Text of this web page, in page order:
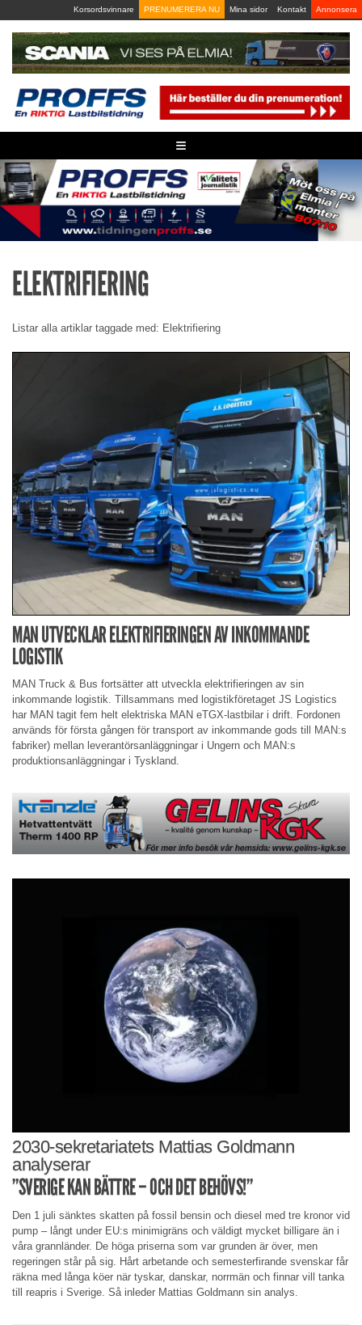
to
content
Korsordsvinnare PRENUMERERA NU Mina sidor Kontakt Annonsera
≡
ELEKTRIFIERING
Listar alla artiklar taggade med: Elektrifiering
MAN UTVECKLAR ELEKTRIFIERINGEN AV INKOMMANDE
LOGISTIK
MAN Truck & Bus fortsätter att utveckla elektrifieringen av sin
inkommande logistik. Tillsammans med logistikföretaget JS Logistics
har MAN tagit fem helt elektriska MAN eTGX-lastbilar i drift. Fordonen
används för första gången för transport av inkommande gods till MAN:s
fabriker) mellan leverantörsanläggningar i Ungern och MAN:s
produktionsanläggningar i Tyskland.
2030-sekretariatets Mattias Goldmann
analyserar
”SVERIGE KAN BÄTTRE – OCH DET BEHÖVS!”
Den 1 juli sänktes skatten på fossil bensin och diesel med tre kronor vid
pump – långt under EU:s minimigräns och väldigt mycket billigare än i
våra grannländer. De höga priserna som var grunden är över, men
regeringen står på sig. Hårt arbetande och semesterfirande svenskar får
räkna med långa köer när tyskar, danskar, norrmän och finnar vill tanka
till reapris i Sverige. Så inleder Mattias Goldmann sin analys.